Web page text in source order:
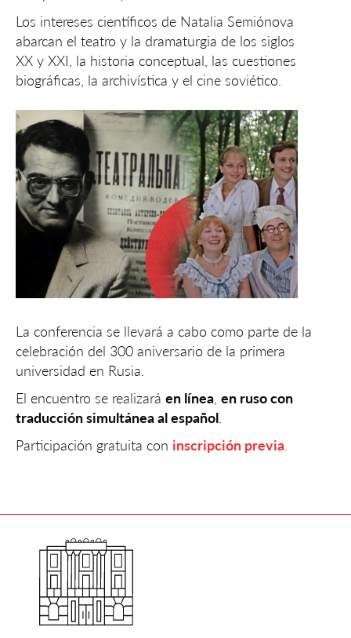
Los intereses científicos de Natalia Semiónova
abarcan el teatro y la dramaturgia de los siglos
XX y XXI, la historia conceptual, las cuestiones
biográficas, la archivística y el cine soviético.
La conferencia se llevará a cabo como parte de la
celebración del 300 aniversario de la primera
universidad en Rusia.
El encuentro se realizará en línea en ruso con
traducción simultánea al español
Participación gratuita con inscripción previa